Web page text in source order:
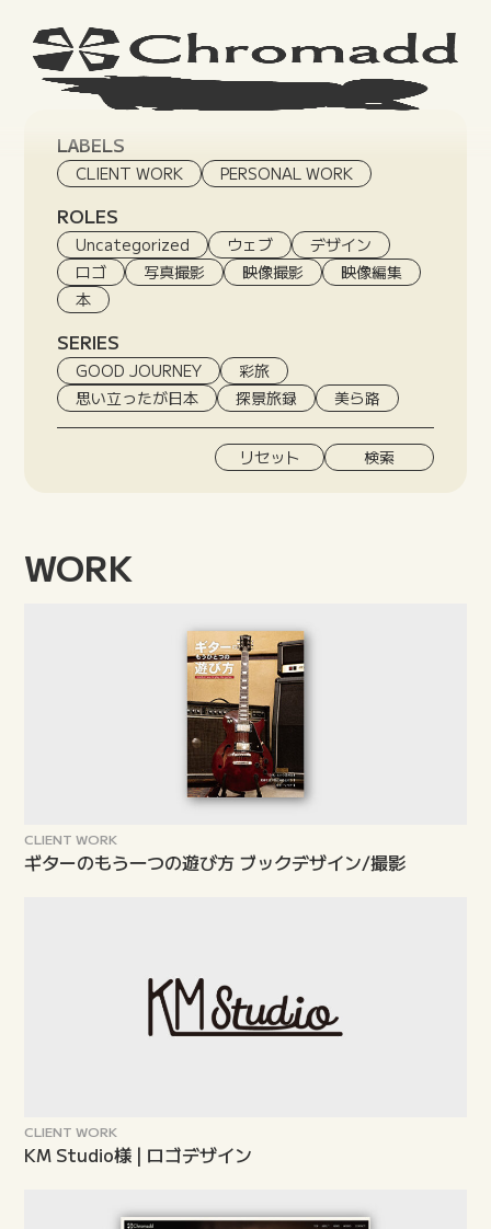
LABELS
CLIENT WORK PERSONAL WORK
ROLES
Uncategorized ウェブ
デザイン
ロゴ
写真撮影 映像撮影
映像編集
本
SERIES
GOOD JOURNEY
彩旅
思い立ったが日本
探景旅録 美ら路
リセット 検索
WORK
CLIENT WORK
ギターのもう一つの遊び方 ブックデザイン/撮影
CLIENT WORK
KM Studio様 | ロゴデザイン